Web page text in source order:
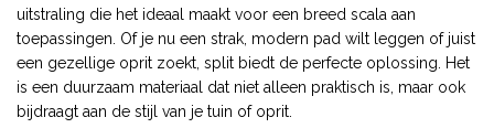
uitstraling die het ideaal maakt voor een breed scala aan
toepassingen. Of je nu een strak, modern pad wilt leggen of juist
een gezellige oprit zoekt, split biedt de perfecte oplossing. Het
is een duurzaam materiaal dat niet alleen praktisch is, maar ook
bijdraagt aan de stijl van je tuin of oprit.